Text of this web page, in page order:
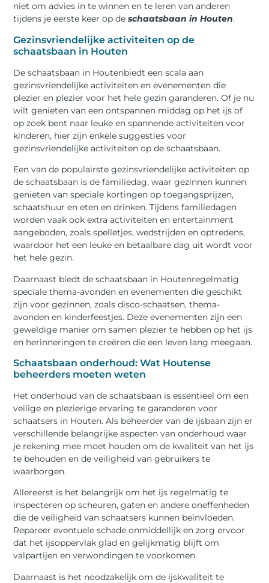
niet om advies in te winnen en te leren van anderen
tijdens je eerste keer op deschaatsbaan in Houten.
Gezinsvriendelijke activiteiten op de
schaatsbaan in Houten
De schaatsbaan in Houtenbiedt een scala aan
gezinsvriendelijke activiteiten en evenementen die
plezier en plezier voor het hele gezin garanderen. Of je nu
wilt genieten van een ontspannen middag op het ijs of
op zoek bent naar leuke en spannende activiteiten voor
kinderen, hier zijn enkele suggesties voor
gezinsvriendelijke activiteiten op de schaatsbaan.
Een van de populairste gezinsvriendelijke activiteiten op
de schaatsbaan is de familiedag, waar gezinnen kunnen
genieten van speciale kortingen op toegangsprijzen,
schaatshuur en eten en drinken. Tijdens familiedagen
worden vaak ook extra activiteiten en entertainment
aangeboden, zoals spelletjes, wedstrijden en optredens,
waardoor het een leuke en betaalbare dag uit wordt voor
het hele gezin.
Daarnaast biedt de schaatsbaan in Houtenregelmatig
speciale thema-avonden en evenementen die geschikt
zijn voor gezinnen, zoals disco-schaatsen, thema-
avonden en kinderfeestjes. Deze evenementen zijn een
geweldige manier om samen plezier te hebben op het ijs
en herinneringen te creëren die een leven lang meegaan.
Schaatsbaan onderhoud: Wat Houtense
beheerders moeten weten
Het onderhoud van de schaatsbaan is essentieel om een
veilige en plezierige ervaring te garanderen voor
schaatsers in Houten. Als beheerder van de ijsbaan zijn er
verschillende belangrijke aspecten van onderhoud waar
je rekening mee moet houden om de kwaliteit van het ijs
te behouden en de veiligheid van gebruikers te
waarborgen.
Allereerst is het belangrijk om het ijs regelmatig te
inspecteren op scheuren, gaten en andere oneffenheden
die de veiligheid van schaatsers kunnen beïnvloeden.
Repareer eventuele schade onmiddellijk en zorg ervoor
dat het ijsoppervlak glad en gelijkmatig blijft om
valpartijen en verwondingen te voorkomen.
Daarnaast is het noodzakelijk om de ijskwaliteit te